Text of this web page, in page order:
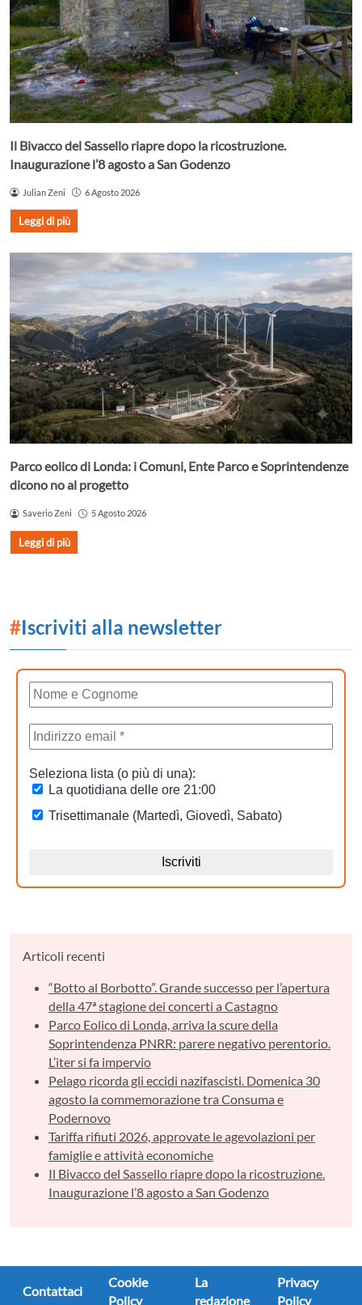
Il Bivacco del Sassello riapre dopo la ricostruzione.
Inaugurazione l’8 agosto a San Godenzo
Julian Zeni 6 Agosto 2026
Leggi di più
Parco eolico di Londa: i Comuni, Ente Parco e Soprintendenze
dicono no al progetto
Saverio Zeni 5 Agosto 2026
Leggi di più
#Iscriviti alla newsletter
Articoli recenti
“Botto al Borbotto”. Grande successo per l’apertura
della 47ª stagione dei concerti a Castagno
Parco Eolico di Londa, arriva la scure della
Soprintendenza PNRR: parere negativo perentorio.
L’iter si fa impervio
Pelago ricorda gli eccidi nazifascisti. Domenica 30
agosto la commemorazione tra Consuma e
Podernovo
Tariffa rifiuti 2026, approvate le agevolazioni per
famiglie e attività economiche
Il Bivacco del Sassello riapre dopo la ricostruzione.
Inaugurazione l’8 agosto a San Godenzo
Contattaci
Cookie
Policy
La
redazione
Privacy
Policy